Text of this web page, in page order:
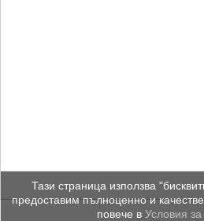
Тази страница използва
предоставим пълноценно и
повече в Условия за